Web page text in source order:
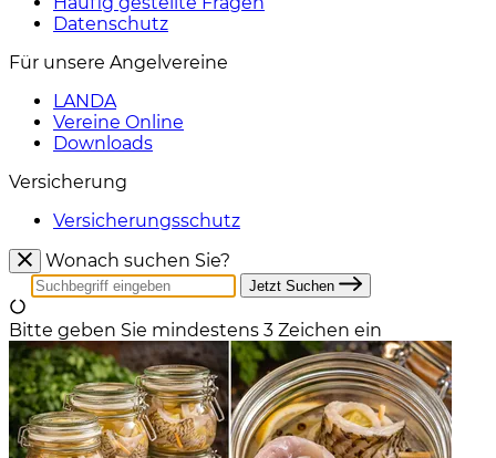
Datenschutz
Für unsere Angelvereine
LANDA
Vereine Online
Downloads
Versicherung
Versicherungsschutz
Wonach suchen Sie?
Jetzt Suchen
Bitte geben Sie mindestens 3 Zeichen ein